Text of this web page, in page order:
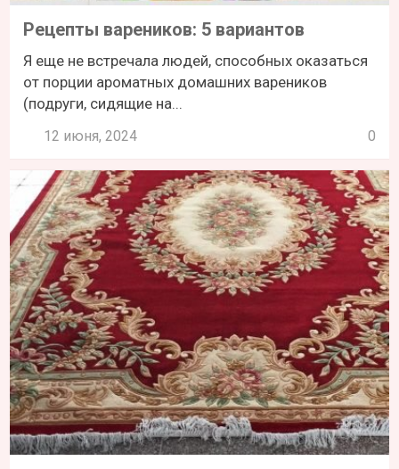
Рецепты вареников: 5 вариантов
Я еще не встречала людей, способных оказаться
от порции ароматных домашних вареников
(подруги, сидящие на...
12 июня, 2024 0